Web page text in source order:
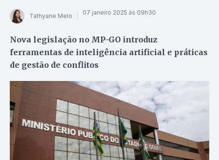
Tathyane Melo 07 janeiro 2025 às 09h30
Nova legislação no MP-GO introduz
ferramentas de inteligência artificial e práticas
de gestão de conflitos